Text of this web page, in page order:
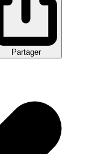
Partager